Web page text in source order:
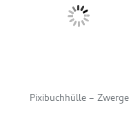
Pixibuchhülle – Zwerge